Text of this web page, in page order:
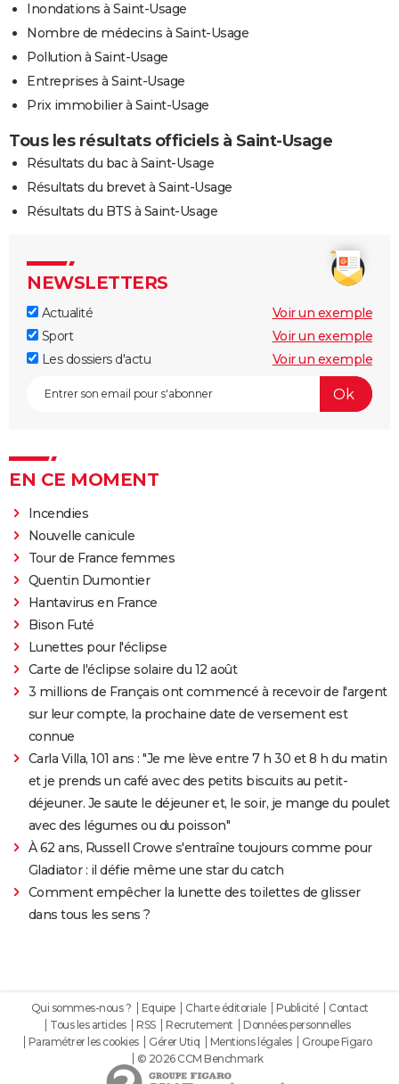
Inondations à Saint-Usage
Nombre de médecins à Saint-Usage
Pollution à Saint-Usage
Entreprises à Saint-Usage
Prix immobilier à Saint-Usage
Tous les résultats officiels à Saint-Usage
Résultats du bac à Saint-Usage
Résultats du brevet à Saint-Usage
Résultats du BTS à Saint-Usage
NEWSLETTERS
Actualité
Voir un exemple
Sport
Voir un exemple
Les dossiers d'actu
Voir un exemple
EN CE MOMENT
Incendies
Nouvelle canicule
Tour de France femmes
Quentin Dumontier
Hantavirus en France
Bison Futé
Lunettes pour l'éclipse
Carte de l'éclipse solaire du 12 août
3 millions de Français ont commencé à recevoir de l'argent
sur leur compte, la prochaine date de versement est
connue
Carla Villa, 101 ans : "Je me lève entre 7 h 30 et 8 h du matin
et je prends un café avec des petits biscuits au petit-
déjeuner. Je saute le déjeuner et, le soir, je mange du poulet
avec des légumes ou du poisson"
À 62 ans, Russell Crowe s'entraîne toujours comme pour
Gladiator : il défie même une star du catch
Comment empêcher la lunette des toilettes de glisser
dans tous les sens ?
Qui sommes-nous ? Equipe Charte éditoriale Publicité
Contact
Tous les articles
RSS Recrutement
Données personnelles
Paramétrer les cookies
Gérer Utiq Mentions légales
Groupe Figaro
© 2026 CCM Benchmark